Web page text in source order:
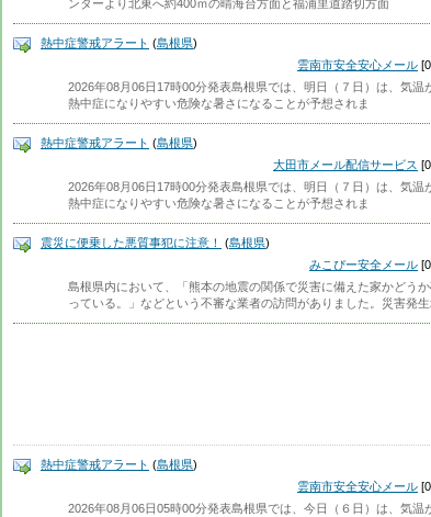
ンターより北東へ約400ｍの晴海台方面と福浦里道踏切方面
熱中症警戒アラート (島根県)
雲南市安全安心メール
2026年08月06日17時00分発表島根県では、明日（７日）は、気温
熱中症になりやすい危険な暑さになることが予想されま
熱中症警戒アラート (島根県)
大田市メール配信サービス
2026年08月06日17時00分発表島根県では、明日（７日）は、気温
熱中症になりやすい危険な暑さになることが予想されま
震災に便乗した悪質事犯に注意！ (島根県)
みこぴー安全メール
島根県内において、「熊本の地震の関係で災害に備えた家かどうか
っている。」などという不審な業者の訪問がありました。災害発
熱中症警戒アラート (島根県)
雲南市安全安心メール
2026年08月06日05時00分発表島根県では、今日（６日）は、気温